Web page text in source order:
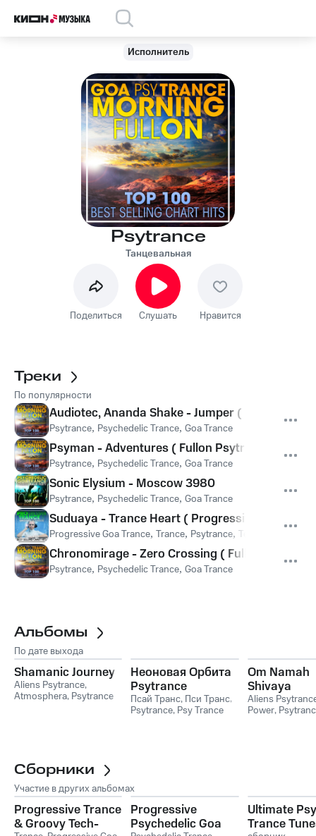
Исполнитель
Psytrance
Танцевальная
Поделиться Слушать Нравится
Треки
По популярности
Audiotec, Ananda Shake - Jumper ( Fullon
Psytrance, Psychedelic Trance, Goa Trance
Psyman - Adventures ( Fullon Psytrance )
Psytrance, Psychedelic Trance, Goa Trance
Sonic Elysium - Moscow 3980
Psytrance, Psychedelic Trance, Goa Trance
Suduaya - Trance Heart ( Progressive Tech
Progressive Goa Trance, Trance, Psytrance, Tech-House
Chronomirage - Zero Crossing ( Fullon
Psytrance, Psychedelic Trance, Goa Trance
Альбомы
По дате выхода
Shamanic Journey
Aliens Psytrance,
Atmosphera, Psytrance
Неоновая Орбита
Psytrance
(Psytrance Music
Trance Music
Псай Транс, Пси Транс,
Psytrance, Psy Trance
Om Namah
Shivaya
Aliens
Power,
Сборники
Участие в других альбомах
Progressive Trance
& Groovy Tech-
Progressive
Psychedelic Goa
Ultimate Psy
Trance